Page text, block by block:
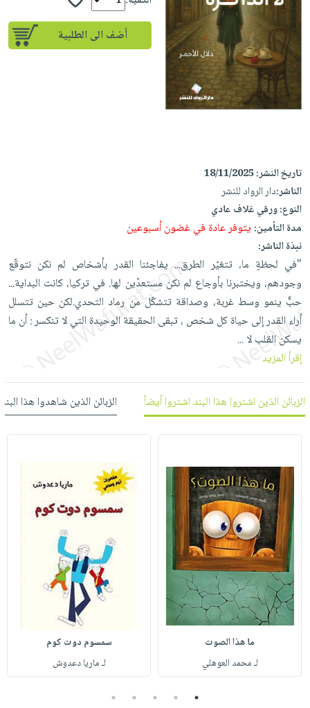
إختيارات
كتب
أكاديمية
صندوق
القراءة
حدود
أسئلة
يتكرر
طرحها
Android
تحميل
iKitab
على
Apple
أسئلة
يتكرر
طرحها
تحميل
masmu3
على
masmu3
على
Apple
المواضيع
الأكثر
مبيعاً
وسائل
تعليمية
تعليمية
الصحة
والعناية
الشخصية
جديد
العناية
الشخصية
العناية
وتصفيف
الشعر
العناية
بالجسم
العناية
بالأسنان
الحمية
والتغذية
والسفرة
جديد
الكل
أواني
الطهي
أدوات
الخبز
أدوات
المائدة
الأوعية
والتخزين
أدوات
متجر
الهدايا
أقسام
الأكثر
مبيعاً
العودة
للمدارس
اكسسوارات
كتب
اكسسوارات
اكسسوارات
ملابس
مطرزات
حقائب
حلي
عناية
بالذات
صابون
أطفال
مناسبات
شحن
مجاني
بنود
مختارة
كل
الاشتراكات
القراءة
iKitab
بلا
حدود
نيل
وفرات
عن
الشركة
سياسة
الشركة
فيديوهات
أسئلة
يتكرر
حسابك
لائحة
الأمنيات
أضف الى الطلبية
تاريخ النشر:18/11/2025
الناشر:دار الرواد للنشر
النوع:ورقي غلاف عادي
مدة التأمين:يتوفر عادة في غضون أسبوعين
نبذة الناشر:
"في لحظةٍ ما، تتغيّر الطرق... يفاجئنا القدر بأشخاص لم نكن نتوقّع
وجودهم، ويختبرنا بأوجاع لم نكن مستعدّين لها. في تركيا، كانت البداية...
حبٌّ ينمو وسط غربة، وصداقة تتشكّل من رماد التحدي.لكن حين تتسلل
أراء القدر إلى حياة كل شخص ، تبقى الحقيقة الوحيدة التي لا تنكسر : أن ما
يسكن القلب لا...
إقرأ المزيد
الزبائن الذين اشتروا هذا البند اشتروا أيضاً الزبائن الذين شاهدوا هذا
ما هذا الصوت
لـ محمد العوهلي
سمسوم دوت كوم
لـ ماريا دعدوش
1
2
3
4
5